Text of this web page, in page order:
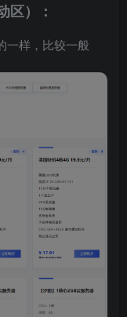
区）：
一样，比较一般